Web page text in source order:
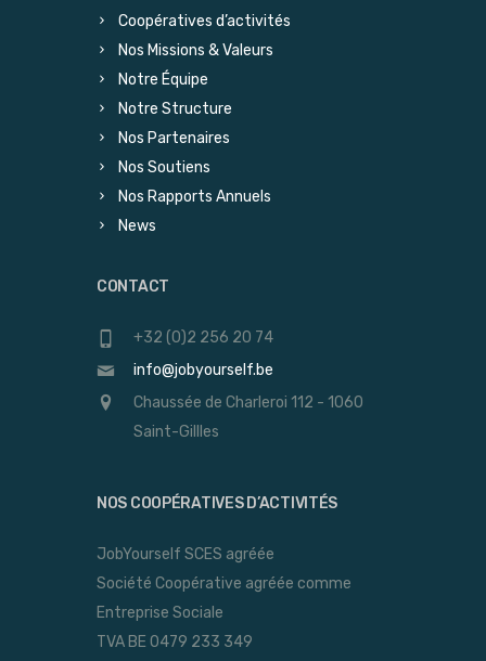
Coopératives d’activités
Nos Missions & Valeurs
Notre Équipe
Notre Structure
Nos Partenaires
Nos Soutiens
Nos Rapports Annuels
News
CONTACT
+32 (0)2 256 20 74
info@jobyourself.be
Chaussée de Charleroi 112 - 1060
Saint-Gillles
NOS COOPÉRATIVES D’ACTIVITÉS
JobYourself SCES agréée
Société Coopérative agréée comme
Entreprise Sociale
TVA BE 0479 233 349